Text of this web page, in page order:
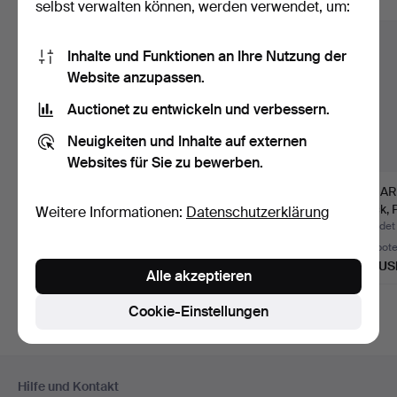
Finnische
346 USD
Bataillon,
7 Gebote
475
Hilfe und Kontakt
selbst verwalten können, werden verwendet, um:
Inhalte und Funktionen an Ihre Nutzung der
Website anzupassen.
Auctionet zu entwickeln und verbessern.
Neuigkeiten und Inhalte auf externen
Websites für Sie zu bewerben.
Weitere Informationen: Datenschutzerklärung
Cookie-Einstellungen
Alle akzeptieren